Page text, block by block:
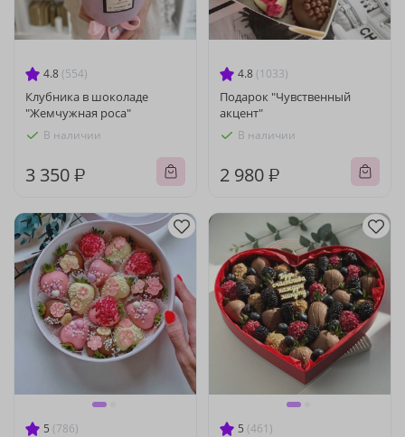
4.8 (554)
Клубника в шоколаде
"Жемчужная роса"
В наличии
3 350 ₽
4.8 (1033)
Подарок "Чувственный
акцент"
В наличии
2 980 ₽
5 (786) 5 (461)